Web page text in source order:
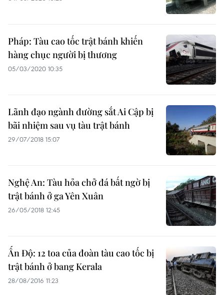
Pháp: Tàu cao tốc trật bánh khiến
hàng chục người bị thương
05/03/2020 10:35
Lãnh đạo ngành đường sắt Ai Cập bị
bãi nhiệm sau vụ tàu trật bánh
29/07/2018 15:07
Nghệ An: Tàu hỏa chở đá bất ngờ bị
trật bánh ở ga Yên Xuân
26/05/2018 12:45
Ấn Độ: 12 toa của đoàn tàu cao tốc bị
trật bánh ở bang Kerala
28/08/2016 11:23